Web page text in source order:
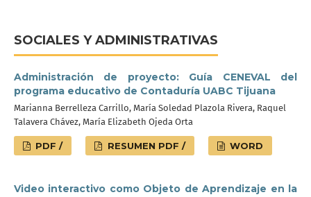
SOCIALES Y ADMINISTRATIVAS
Administración de proyecto: Guía CENEVAL del
programa educativo de Contaduría UABC Tijuana
Marianna Berrelleza Carrillo, María Soledad Plazola Rivera, Raquel
Talavera Chávez, María Elizabeth Ojeda Orta
PDF / RESUMEN PDF / WORD
Video interactivo como Objeto de Aprendizaje en la